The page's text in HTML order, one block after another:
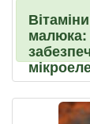
малюка: